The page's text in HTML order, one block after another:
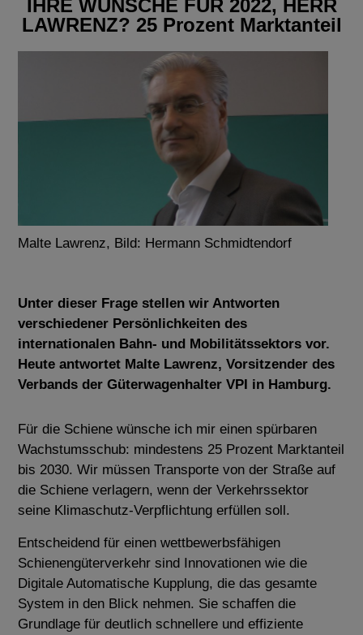
IHRE WÜNSCHE FÜR 2022, HERR
LAWRENZ? 25 Prozent Marktanteil
Malte Lawrenz, Bild: Hermann Schmidtendorf
Unter dieser Frage stellen wir Antworten
verschiedener Persönlichkeiten des
internationalen Bahn- und Mobilitätssektors vor.
Heute antwortet Malte Lawrenz, Vorsitzender des
Verbands der Güterwagenhalter VPI in Hamburg.
Für die Schiene wünsche ich mir einen spürbaren
Wachstumsschub: mindestens 25 Prozent Marktanteil
bis 2030. Wir müssen Transporte von der Straße auf
die Schiene verlagern, wenn der Verkehrssektor
seine Klimaschutz-Verpflichtung erfüllen soll.
Entscheidend für einen wettbewerbsfähigen
Schienengüterverkehr sind Innovationen wie die
Digitale Automatische Kupplung, die das gesamte
System in den Blick nehmen. Sie schaffen die
Grundlage für deutlich schnellere und effiziente